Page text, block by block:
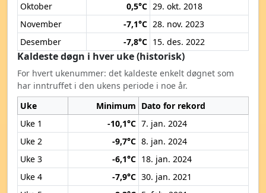
Oktober
0,5°C 29. okt. 2018
November
-7,1°C 28. nov. 2023
Desember
-7,8°C 15. des. 2022
Kaldeste døgn i hver uke (historisk)
For hvert ukenummer: det kaldeste enkelt døgnet som
har inntruffet i den ukens periode i noe år.
Uke
Minimum Dato for rekord
Uke 1
-10,1°C 7. jan. 2024
Uke 2
-9,7°C 8. jan. 2024
Uke 3
-6,1°C 18. jan. 2024
Uke 4
-7,9°C 30. jan. 2021